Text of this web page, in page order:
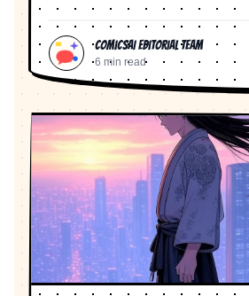
ComicsAI Editorial Team
6 min read